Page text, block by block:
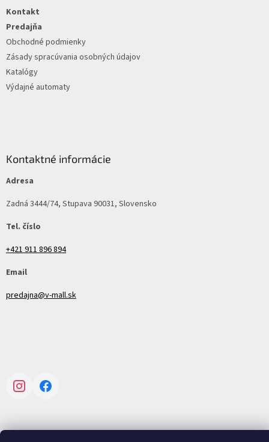
Kontakt
Predajňa
Obchodné podmienky
Zásady spracúvania osobných údajov
Katalógy
Výdajné automaty
Kontaktné informácie
Adresa
Zadná 3444/74, Stupava 90031, Slovensko
Tel. číslo
+421 911 896 894
Email
predajna@v-mall.sk
InstagramFacebook